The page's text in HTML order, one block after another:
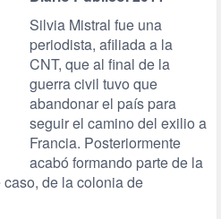
Silvia Mistral fue una
periodista, afiliada a la
CNT, que al final de la
guerra civil tuvo que
abandonar el país para
seguir el camino del exilio a
Francia. Posteriormente
acabó formando parte de la
de la colonia de